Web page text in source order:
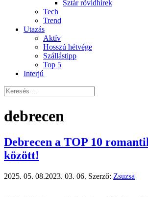
Sztár rövidhírek
Tech
Trend
Utazás
Aktív
Hosszú hétvége
Szállástipp
Top 5
Interjú
debrecen
Debrecen a TOP 10
között!
2025. 05. 08.2023. 03. 06. Szerző: Zsuzsa